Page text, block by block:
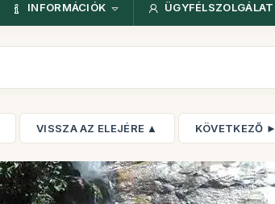
INFORMÁCIÓK ÜGYFÉLSZOLGÁLAT
VISSZA AZ ELEJÉRE ▲ KÖVETKEZŐ ►